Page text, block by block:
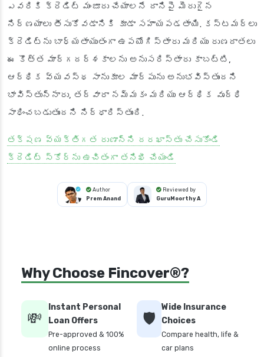
ఎవరికి క్రెడిట్ మంజూరు చేయాలనే దానిపై మెరుగైన
నిర్ణయాలు తీసుకోవడానికి కూడా సహాయపడతాయి. కస్టమర్లు
క్రెడిట్‌ను బాధ్యతాయుతంగా ఉపయోగిస్తారు మరియు రుణదాతలు
ఈ కొత్త మార్గదర్శకాలను అనుసరిస్తారు కాబట్టి,
ఆర్థిక వ్యవస్థ సానుకూల మార్పును అనుభవిస్తుందని
భావిస్తున్నారు, తద్వారా నమ్మకం మరియు ఆర్థిక వృద్ధి
సాధించబడుతుందని నిర్ధారిస్తుంది.
తక్షణ వ్యక్తిగత రుణాన్ని దరఖాస్తు చేసుకోండి
క్రెడిట్ స్కోర్‌ను ఉచితంగా తనిఖీ చేయండి
Author
Prem Anand
Reviewed by
GuruMoorthy A
Why Choose Fincover®?
💸
Instant Personal
Loan Offers
Pre-approved & 100%
online process
🛡️
Wide Insurance
Choices
Compare health, life &
car plans